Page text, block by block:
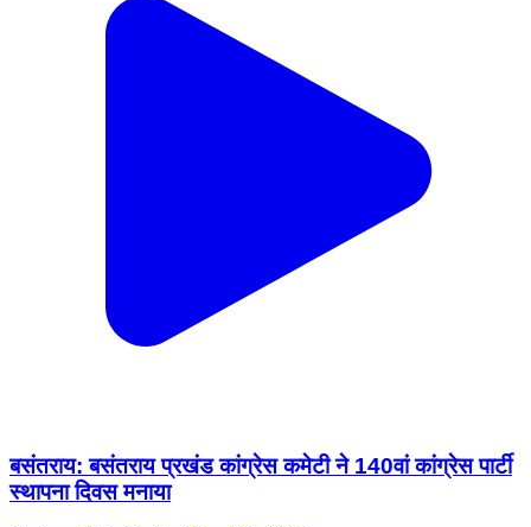
बसंतराय: बसंतराय प्रखंड कांग्रेस कमेटी ने 140वां कांग्रेस पार्टी
स्थापना दिवस मनाया